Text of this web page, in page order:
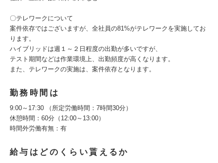
〇テレワークについて
案件依存ではございますが、全社員の81%がテレワークを実施してお
ります。
ハイブリッドは週１～２日程度の出勤が多いですが、
テスト期間などは作業環境上、出勤頻度が高くなります。
また、テレワークの実施は、案件依存となります。
勤務時間は
9:00～17:30 （所定労働時間：7時間30分）
休憩時間：60分（12:00～13:00）
時間外労働有無：有
給与はどのくらい貰えるか